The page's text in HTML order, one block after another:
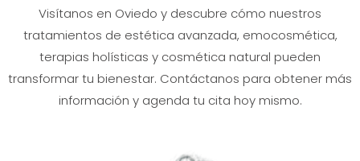
Visítanos en Oviedo y descubre cómo nuestros
tratamientos de estética avanzada, emocosmética,
terapias holísticas y cosmética natural pueden
transformar tu bienestar. Contáctanos para obtener más
información y agenda tu cita hoy mismo.